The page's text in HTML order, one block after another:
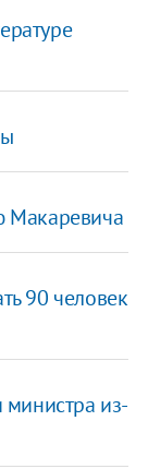
Макаревича
90 человек
министра из-